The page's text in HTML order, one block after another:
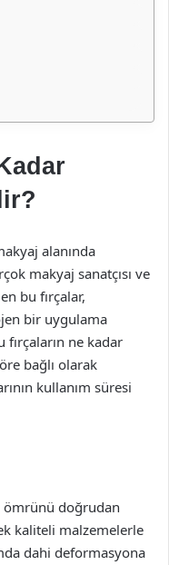
alanında
makyaj sanatçısı ve
bu fırçalar,
bir uygulama
fırçaların ne kadar
bağlı olarak
kullanım süresi
ömrünü doğrudan
kaliteli malzemelerle
dahi deformasyona